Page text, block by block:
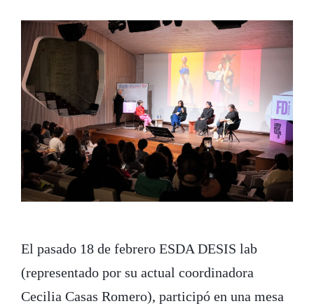
El pasado 18 de febrero ESDA DESIS lab
(representado por su actual coordinadora
Cecilia Casas Romero), participó en una mesa